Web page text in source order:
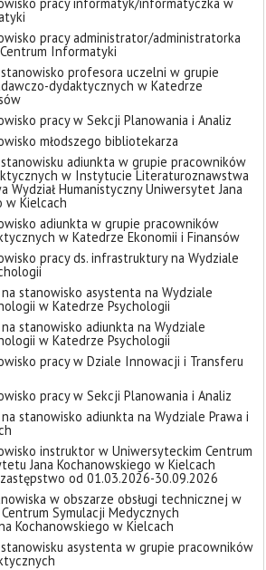
pracy administrator/administratorka
Informatyki
profesora uczelni w grupie
dydaktycznych w Katedrze
pracy w Sekcji Planowania i Analiz
młodszego bibliotekarza
adiunkta w grupie pracowników
w Instytucie Literaturoznawstwa
Wydział Humanistyczny Uniwersytet Jana
w Kielcach
adiunkta w grupie pracowników
w Katedrze Ekonomii i Finansów
pracy ds. infrastruktury na Wydziale
stanowisko asystenta na Wydziale
w Katedrze Psychologii
stanowisko adiunkta na Wydziale
w Katedrze Psychologii
pracy w Dziale Innowacji i Transferu
pracy w Sekcji Planowania i Analiz
stanowisko adiunkta na Wydziale Prawa i
instruktor w Uniwersyteckim Centrum
Jana Kochanowskiego w Kielcach
od 01.03.2026-30.09.2026
w obszarze obsługi technicznej w
Symulacji Medycznych
Kochanowskiego w Kielcach
asystenta w grupie pracowników